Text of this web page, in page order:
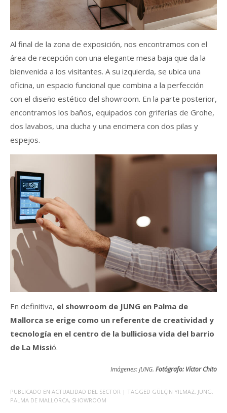
Al final de la zona de exposición, nos encontramos con el
área de recepción con una elegante mesa baja que da la
bienvenida a los visitantes. A su izquierda, se ubica una
oficina, un espacio funcional que combina a la perfección
con el diseño estético del showroom. En la parte posterior,
encontramos los baños, equipados con griferías de Grohe,
dos lavabos, una ducha y una encimera con dos pilas y
espejos.
En definitiva, el showroom de JUNG en Palma de
Mallorca se erige como un referente de creatividad y
tecnología en el centro de la bulliciosa vida del barrio
de La Missió.
Imágenes: JUNG. Fotógrafo: Víctor Chito
PUBLICADO EN ACTUALIDAD DEL SECTOR | TAGGED GÜLÇIN YILMAZ, JUNG,
PALMA DE MALLORCA, SHOWROOM